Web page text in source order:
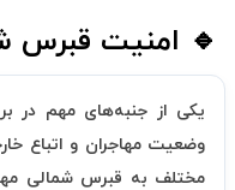
🔹 امنیت قبرس
یکی از جنبه‌های مهم در
وضعیت مهاجران و اتباع
مختلف به قبرس شمالی